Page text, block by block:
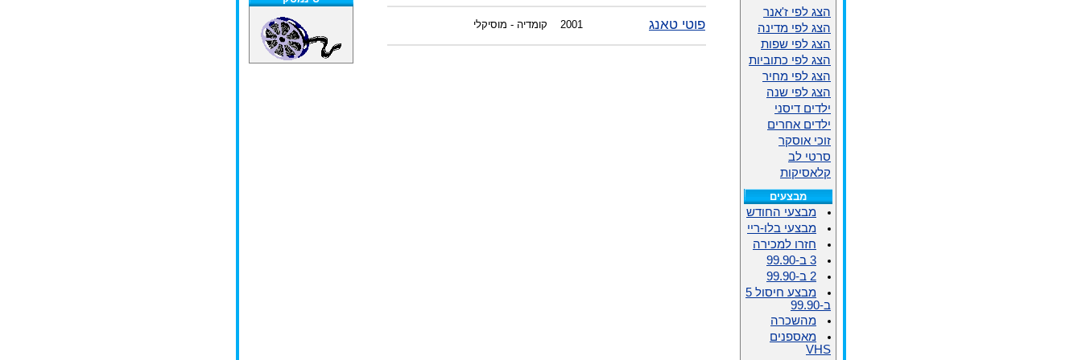
פוטי טאנג 2001 קומדיה - מוסיקלי
הצג לפי ז'אנר
הצג לפי מדינה
הצג לפי שפות
הצג לפי כתוביות
הצג לפי מחיר
הצג לפי שנה
ילדים דיסני
ילדים אחרים
זוכי אוסקר
סרטי לב
קלאסיקות
מבצעים
מבצעי החודש
מבצעי בלו-ריי
חזרו למכירה
3 ב-99.90
2 ב-99.90
מבצע חיסול 5
ב-99.90
מהשכרה
מאספנים
VHS